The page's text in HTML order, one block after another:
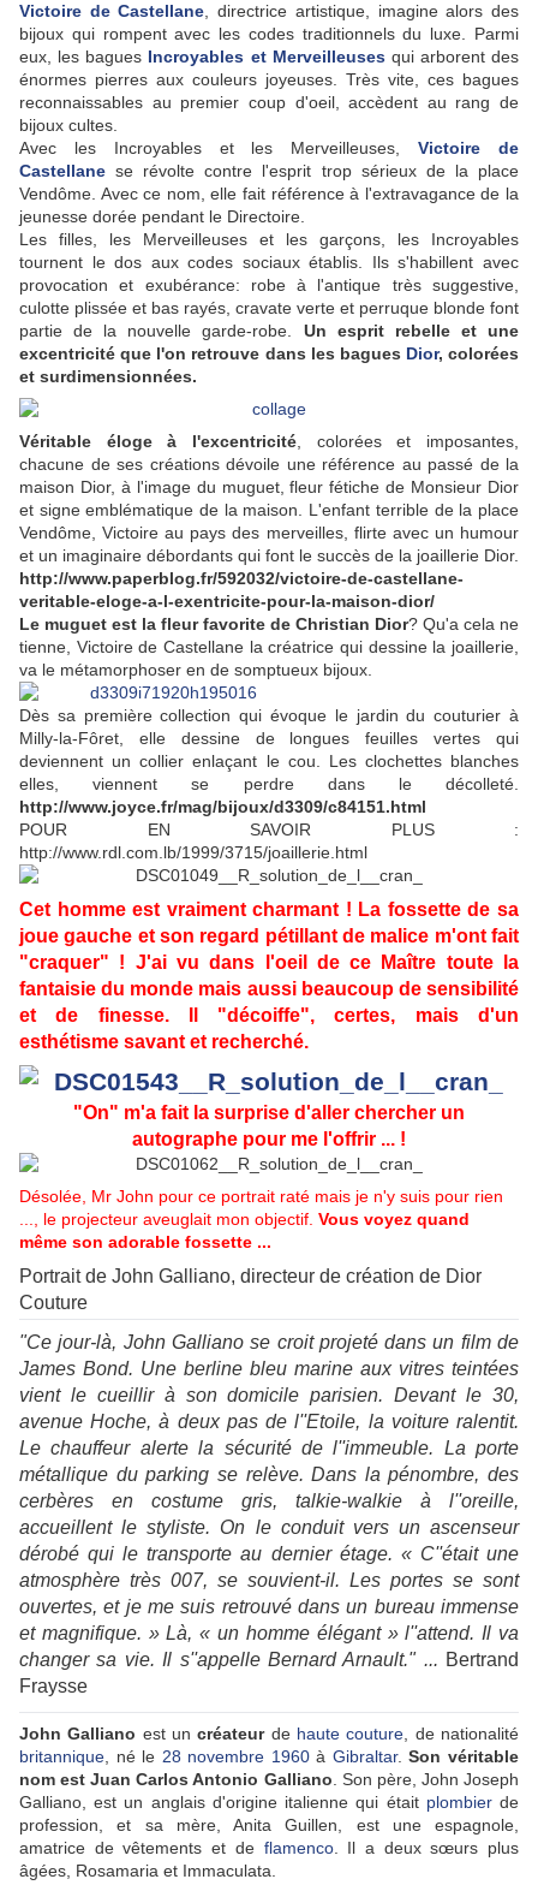
Victoire de Castellane , directrice artistique, imagine alors des
bijoux qui rompent avec les codes traditionnels du luxe. Parmi
eux, les bagues Incroyables et Merveilleuses qui arborent des
énormes pierres aux couleurs joyeuses. Très vite, ces bagues
reconnaissables au premier coup d'oeil, accèdent au rang de
bijoux cultes.
Avec les Incroyables et les Merveilleuses,Victoire de
Castellane se révolte contre l'esprit trop sérieux de la place
Vendôme. Avec ce nom, elle fait référence à l'extravagance de la
jeunesse dorée pendant le Directoire.
Les filles, les Merveilleuses et les garçons, les Incroyables
tournent le dos aux codes sociaux établis. Ils s'habillent avec
provocation et exubérance: robe à l'antique très suggestive,
culotte plissée et bas rayés, cravate verte et perruque blonde font
partie de la nouvelle garde-robe. Un esprit rebelle et une
excentricité que l'on retrouve dans les bagues Dior, colorées
et surdimensionnées.
Véritable éloge à l'excentricité , colorées et imposantes,
chacune de ses créations dévoile une référence au passé de la
maison Dior, à l'image du muguet, fleur fétiche de Monsieur Dior
et signe emblématique de la maison. L'enfant terrible de la place
Vendôme, Victoire au pays des merveilles, flirte avec un humour
et un imaginaire débordants qui font le succès de la joaillerie Dior.
http://www.paperblog.fr/592032/victoire-de-castellane-
veritable-eloge-a-l-exentricite-pour-la-maison-dior/
Le muguet est la fleur favorite de Christian Dior? Qu'a cela ne
tienne, Victoire de Castellane la créatrice qui dessine la joaillerie,
va le métamorphoser en de somptueux bijoux.
Dès sa première collection qui évoque le jardin du couturier à
Milly-la-Fôret, elle dessine de longues feuilles vertes qui
deviennent un collier enlaçant le cou. Les clochettes blanches
elles, viennent se perdre dans le décolleté.
http://www.joyce.fr/mag/bijoux/d3309/c84151.html
POUR EN SAVOIR PLUS :
http://www.rdl.com.lb/1999/3715/joaillerie.html
Cet homme est vraiment charmant ! La fossette de sa
joue gauche et son regard pétillant de malice m'ont fait
"craquer" ! J'ai vu dans l'oeil de ce Maître toute la
fantaisie du monde mais aussi beaucoup de sensibilité
et de finesse. Il "décoiffe", certes, mais d'un
esthétisme savant et recherché.
"On" m'a fait la surprise d'aller chercher un
autographe pour me l'offrir ... !
Désolée, Mr John pour ce portrait raté mais je n'y suis pour rien
..., le projecteur aveuglait mon objectif. Vous voyez quand
même son adorable fossette ...
Portrait de John Galliano, directeur de création de Dior
Couture
"Ce jour-là, John Galliano se croit projeté dans un film de
James Bond. Une berline bleu marine aux vitres teintées
vient le cueillir à son domicile parisien. Devant le 30,
avenue Hoche, à deux pas de l''Etoile, la voiture ralentit.
Le chauffeur alerte la sécurité de l''immeuble. La porte
métallique du parking se relève. Dans la pénombre, des
cerbères en costume gris, talkie-walkie à l''oreille,
accueillent le styliste. On le conduit vers un ascenseur
dérobé qui le transporte au dernier étage. « C''était une
atmosphère très 007, se souvient-il. Les portes se sont
ouvertes, et je me suis retrouvé dans un bureau immense
et magnifique. » Là, « un homme élégant » l''attend. Il va
changer sa vie. Il s''appelle Bernard Arnault." ... Bertrand
Fraysse
John Galliano est uncréateurde haute couture , de nationalité
britannique , né le 28 novembre 1960à Gibraltar. Son véritable
nom est Juan Carlos Antonio Galliano . Son père, John Joseph
Galliano, est un anglais d'origine italienne qui était plombierde
profession, et sa mère, Anita Guillen, est une espagnole,
amatrice de vêtements et de flamenco. Il a deux sœurs plus
âgées, Rosamaria et Immaculata.